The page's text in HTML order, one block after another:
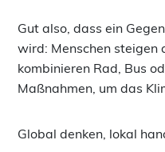
Gut also, dass ein
wird: Menschen steigen
kombinieren Rad, Bus
Maßnahmen, um das
Global denken, lokal